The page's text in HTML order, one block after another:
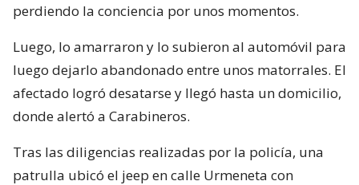
perdiendo la conciencia por unos momentos.
Luego, lo amarraron y lo subieron al automóvil para
luego dejarlo abandonado entre unos matorrales. El
afectado logró desatarse y llegó hasta un domicilio,
donde alertó a Carabineros.
Tras las diligencias realizadas por la policía, una
patrulla ubicó el jeep en calle Urmeneta con